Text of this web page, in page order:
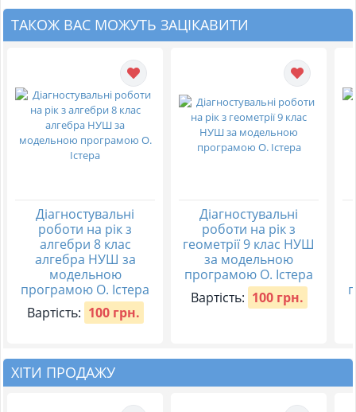
ТАКОЖ ВАС МОЖУТЬ ЗАЦІКАВИТИ
Діагностувальні
роботи на рік з
алгебри 8 клас
алгебра НУШ за
модельною
програмою О. Істера
Вартість: 100 грн.
Діагностувальні
роботи на рік з
геометрії 9 клас НУШ
за модельною
програмою О. Істера
Вартість: 100 грн.
ХІТИ ПРОДАЖУ